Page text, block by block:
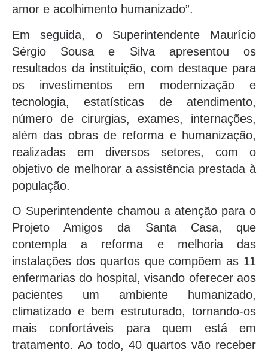
amor e acolhimento humanizado”.
Em seguida, o Superintendente Maurício
Sérgio Sousa e Silva apresentou os
resultados da instituição, com destaque para
os investimentos em modernização e
tecnologia, estatísticas de atendimento,
número de cirurgias, exames, internações,
além das obras de reforma e humanização,
realizadas em diversos setores, com o
objetivo de melhorar a assistência prestada à
população.
O Superintendente chamou a atenção para o
Projeto Amigos da Santa Casa, que
contempla a reforma e melhoria das
instalações dos quartos que compõem as 11
enfermarias do hospital, visando oferecer aos
pacientes um ambiente humanizado,
climatizado e bem estruturado, tornando-os
mais confortáveis para quem está em
tratamento. Ao todo, 40 quartos vão receber